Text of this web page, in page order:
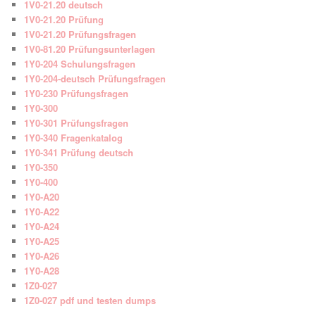
1V0-21.20 deutsch
1V0-21.20 Prüfung
1V0-21.20 Prüfungsfragen
1V0-81.20 Prüfungsunterlagen
1Y0-204 Schulungsfragen
1Y0-204-deutsch Prüfungsfragen
1Y0-230 Prüfungsfragen
1Y0-300
1Y0-301 Prüfungsfragen
1Y0-340 Fragenkatalog
1Y0-341 Prüfung deutsch
1Y0-350
1Y0-400
1Y0-A20
1Y0-A22
1Y0-A24
1Y0-A25
1Y0-A26
1Y0-A28
1Z0-027
1Z0-027 pdf und testen dumps